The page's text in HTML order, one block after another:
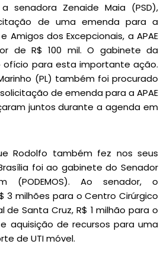
senadora Zenaide Maia (PSD),
de uma emenda para a
Amigos dos Excepcionais, a APAE
de R$ 100 mil. O gabinete da
ofício para esta importante ação.
(PL) também foi procurado
de emenda para a APAE
juntos durante a agenda em
Rodolfo também fez nos seus
foi ao gabinete do Senador
(PODEMOS). Ao senador, o
3 milhões para o Centro Cirúrgico
de Santa Cruz, R$ 1 milhão para o
aquisição de recursos para uma
de UTI móvel.